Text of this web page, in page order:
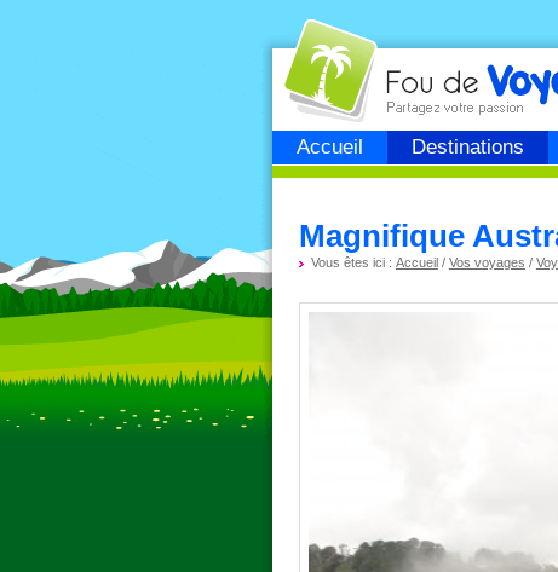
Accueil Destinations
Fou devoyage
Magnifique
Vous êtes ici : Accueil/ Vos voyages /